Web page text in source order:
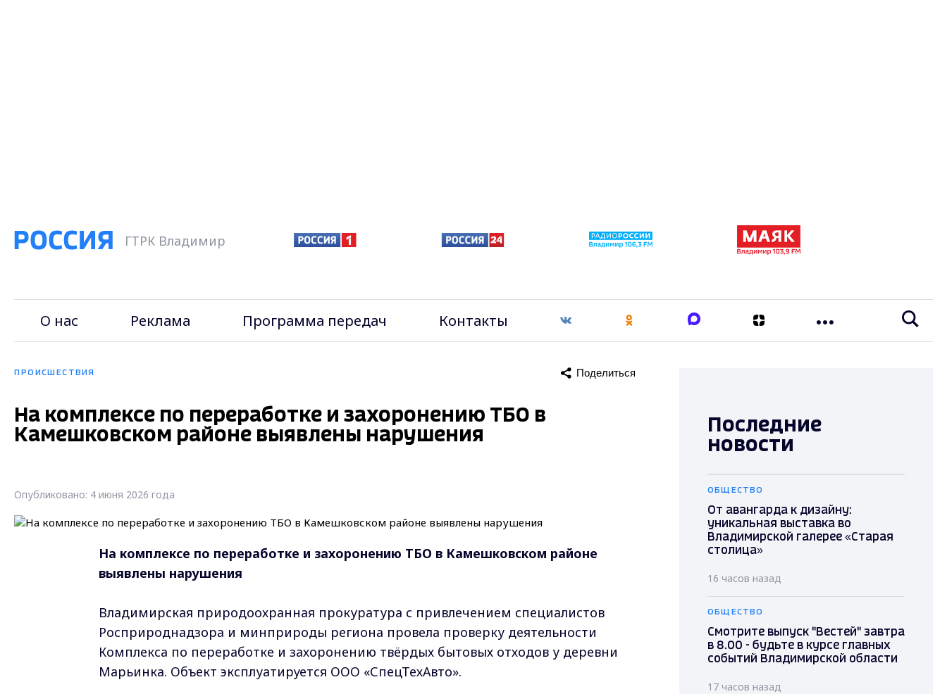
ГТРК Владимир
О нас Реклама Программа передач Контакты
ПРОИСШЕСТВИЯ Поделиться
На комплексе по переработке и захоронению ТБО в
Камешковском районе выявлены нарушения
Опубликовано: 4 июня 2026 года
На комплексе по переработке и захоронению ТБО в Камешковском районе
выявлены нарушения
Владимирская природоохранная прокуратура с привлечением специалистов
Росприроднадзора и минприроды региона провела проверку деятельности
Комплекса по переработке и захоронению твёрдых бытовых отходов у деревни
Марьинка. Объект эксплуатируется ООО «СпецТехАвто».
Последние
новости
ОБЩЕСТВО
От авангарда к дизайну:
уникальная выставка во
Владимирской галерее «Старая
столица»
16 часов назад
ОБЩЕСТВО
Смотрите выпуск "Вестей" завтра
в 8.00 - будьте в курсе главных
событий Владимирской области
17 часов назад